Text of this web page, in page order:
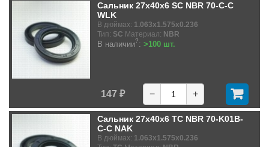
Сальник 27x40x6 SC NBR 70-C-C
WLK
В дюймах: 1.063x1.575x0.236
Тип: SC Материал: NBR
В наличии?: >100 шт.
147 ₽ − +
Сальник 27x40x6 TC NBR 70-K01B-
C-C NAK
В дюймах: 1.063x1.575x0.236